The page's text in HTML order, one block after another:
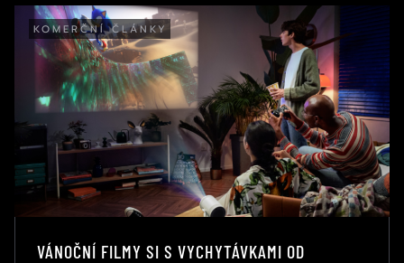
KOMERČNÍ ČLÁNKY
VÁNOČNÍ FILMY SI S VYCHYTÁVKAMI OD